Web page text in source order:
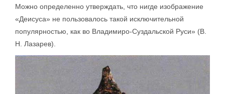
Можно определенно утверждать, что нигде изображение
«Деисуса» не пользовалось такой исключительной
популярностью, как во Владимиро-Суздальской Руси» (В.
Н. Лазарев).